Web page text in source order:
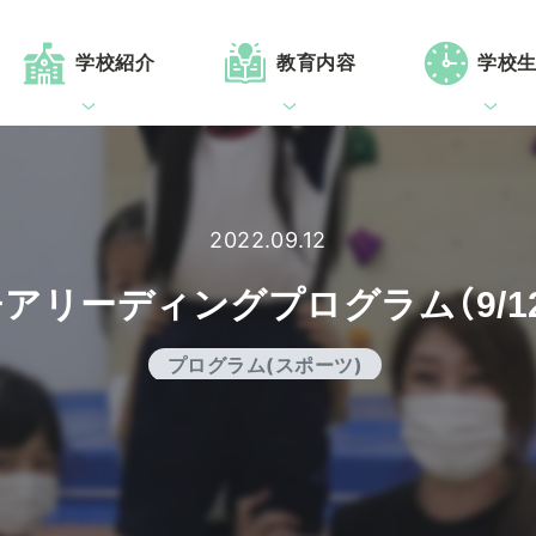
学校紹介 教育内容 学校
2022.09.12
リーディングプログラム（9/
プログラム(スポーツ)